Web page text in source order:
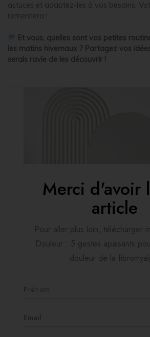
astuces et adaptez-les à vos besoins.
remerciera !
Et vous, quelles sont vos petites
les matins hivernaux ? Partagez vos
serais ravie de les découvrir !
Merci d'avoir
article
Pour aller plus loin, télécharger
Douleur : 5 gestes apaisants
douleur de la